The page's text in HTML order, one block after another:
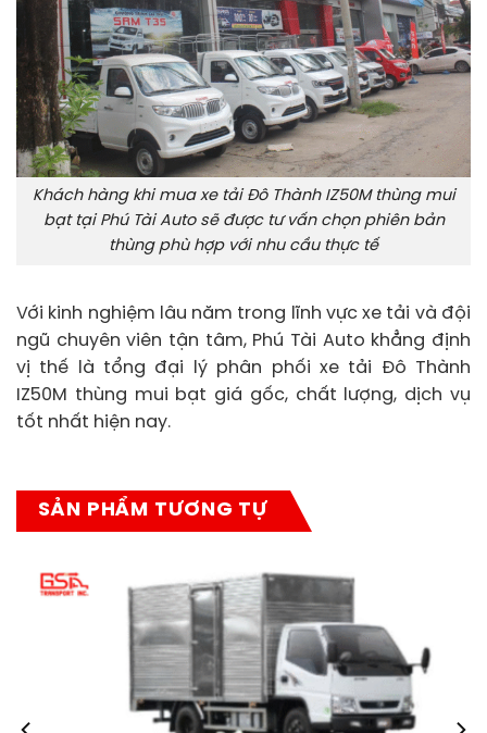
Khách hàng khi mua xe tải Đô Thành IZ50M thùng mui
bạt tại Phú Tài Auto sẽ được tư vấn chọn phiên bản
thùng phù hợp với nhu cầu thực tế
Với kinh nghiệm lâu năm trong lĩnh vực xe tải và đội
ngũ chuyên viên tận tâm, Phú Tài Auto khẳng định
vị thế là tổng đại lý phân phối xe tải Đô Thành
IZ50M thùng mui bạt giá gốc, chất lượng, dịch vụ
tốt nhất hiện nay.
SẢN PHẨM TƯƠNG TỰ